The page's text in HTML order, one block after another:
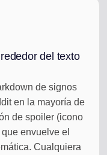
del texto
de signos
en la mayoría de
de spoiler (icono
envuelve el
Cualquiera